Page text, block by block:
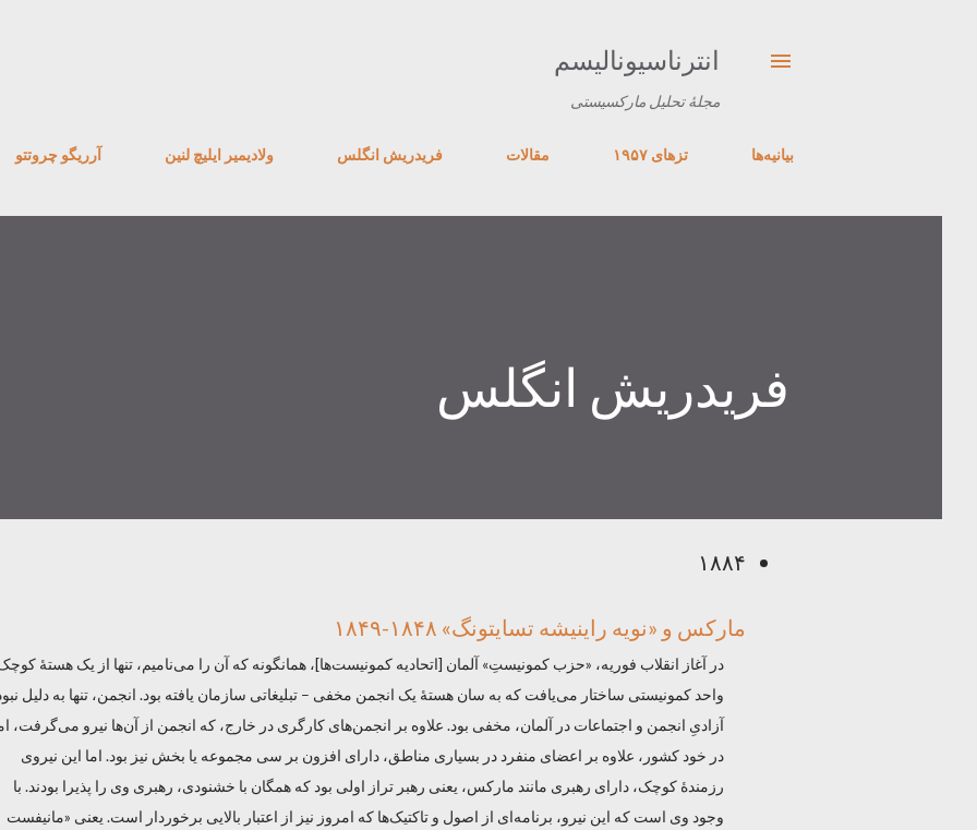
انترناسیونالیسم
مجلهٔ تحلیل مارکسیستی
بیانیه‌ها تزهای ۱۹۵۷ مقالات فریدریش انگلس ولادیمیر ایلیچ لنین آرریگو چروتتو
فریدریش انگلس
۱۸۸۴
مارکس و «نویه راینیشه تسایتونگ» ۱۸۴۸-۱۸۴۹
در آغاز انقلاب فوریه، «حزب کمونیستِ» آلمان [اتحادیه کمونیست‌ها]، همانگونه که آن را می‌نامیم، تنها از یک هستهٔ کوچک
واحد کمونیستی ساختار می‌یافت که به سان‌ هستهٔ یک انجمن مخفی – تبلیغاتی سازمان یافته بود. انجمن، تنها به دلیل
آزادیِ انجمن و اجتماعات در آلمان، مخفی بود. علاوه بر انجمن‌های کارگری در خارج، که انجمن از آن‌ها نیرو می‌گرفت،
در خود کشور، علاوه بر اعضای منفرد در بسیاری مناطق، دارای افزون بر سی مجموعه یا بخش نیز بود. اما این نیروی
رزمندهٔ کوچک، دارای رهبری مانند مارکس، یعنی رهبر تراز اولی بود که همگان با خشنودی، رهبری وی را پذیرا بودند. با
وجود وی است که این نیرو، برنامه‌ای از اصول و تاکتیک‌ها که امروز نیز از اعتبار بالایی برخوردار است. یعنی «مانیفست